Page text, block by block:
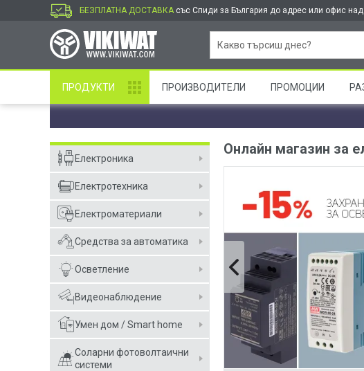
БЕЗПЛАТНА ДОСТАВКА със Спиди за България до адрес или офис
ПРОДУКТИ ПРОИЗВОДИТЕЛИ ПРОМОЦИИ
Електроника
Електротехника
Електроматериали
Средства за автоматика
Осветление
Видеонаблюдение
Умен дом / Smart home
Соларни фотоволтаични
системи
Онлайн магазин за